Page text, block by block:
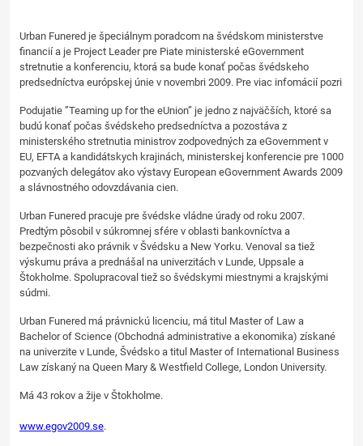
Urban Funered je špeciálnym poradcom na švédskom ministerstve
financií a je Project Leader pre Piate ministerské eGovernment
stretnutie a konferenciu, ktorá sa bude konať počas švédskeho
predsedníctva európskej únie v novembri 2009. Pre viac infomácií pozri
Podujatie ”Teaming up for the eUnion” je jedno z najväčších, ktoré sa
budú konať počas švédskeho predsedníctva a pozostáva z
ministerského stretnutia ministrov zodpovedných za eGovernment v
EU, EFTA a kandidátskych krajinách, ministerskej konferencie pre 1000
pozvaných delegátov ako výstavy European eGovernment Awards 2009
a slávnostného odovzdávania cien.
Urban Funered pracuje pre švédske vládne úrady od roku 2007.
Predtým pôsobil v súkromnej sfére v oblasti bankovníctva a
bezpečnosti ako právnik v Švédsku a New Yorku. Venoval sa tiež
výskumu práva a prednášal na univerzitách v Lunde, Uppsale a
Štokholme. Spolupracoval tiež so švédskymi miestnymi a krajskými
súdmi.
Urban Funered má právnickú licenciu, má titul Master of Law a
Bachelor of Science (Obchodná administrative a ekonomika) získané
na univerzite v Lunde, Švédsko a titul Master of International Business
Law získaný na Queen Mary & Westfield College, London University.
Má 43 rokov a žije v Štokholme.
www.egov2009.se.